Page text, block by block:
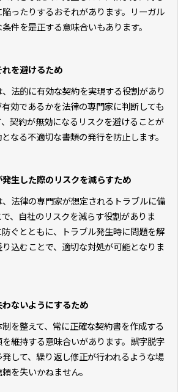
ったりするおそれがあります。リーガル
件を是正する意味合いもあります。
を避けるため
法的に有効な契約を実現する役割があり
効であるかを法律の専門家に判断しても
契約が無効になるリスクを避けることが
なる不適切な書類の発行を防止します。
生した際のリスクを減らすため
法律の専門家が想定されるトラブルに備
、自社のリスクを減らす役割がありま
ぐとともに、トラブル発生時に問題を解
込むことで、適切な対処が可能となりま
ないようにするため
を整えて、常に正確な契約書を作成する
維持する意味合いがあります。誤字脱字
して、繰り返し修正が行われるような場
を失いかねません。